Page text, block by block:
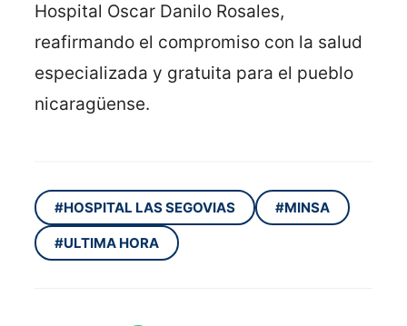
Hospital Oscar Danilo Rosales,
reafirmando el compromiso con la salud
especializada y gratuita para el pueblo
nicaragüense.
#HOSPITAL LAS SEGOVIAS #MINSA
#ULTIMA HORA